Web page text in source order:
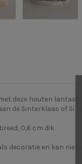
deze houten
de Sinterklaas of
0,6 cm dik
decoratie en kan niet